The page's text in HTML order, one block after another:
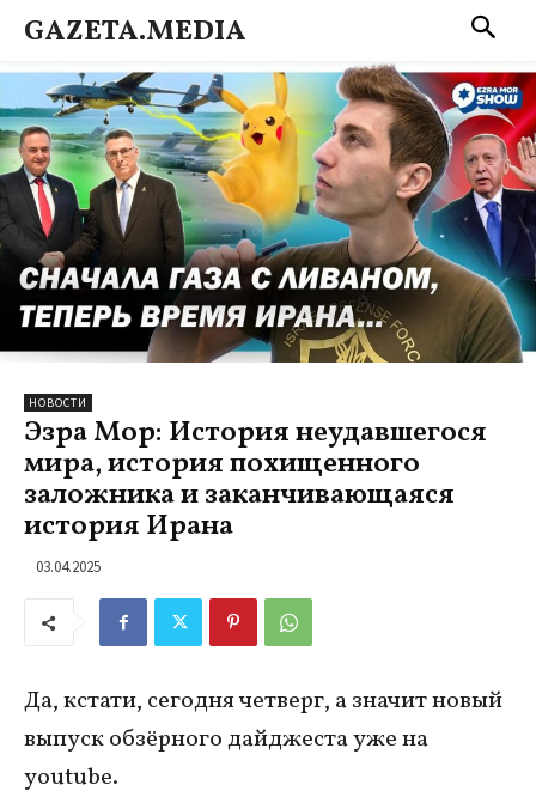
GAZETA.MEDIA
НОВОСТИ
Эзра Мор: История неудавшегося
мира, история похищенного
заложника и заканчивающаяся
история Ирана
03.04.2025
Да, кстати, сегодня четверг, а значит новый
выпуск обзёрного дайджеста уже на
youtube.